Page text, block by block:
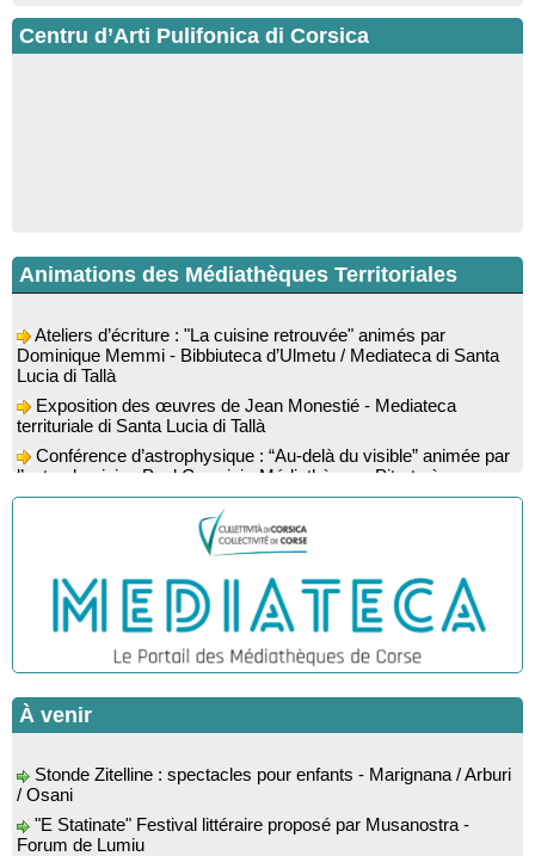
Centru d’Arti Pulifonica di Corsica
Animations des Médiathèques Territoriales
Dominique Memmi - Bibbiuteca d’Ulmetu / Mediateca di Santa
Lucia di Tallà
territuriale di Santa Lucia di Tallà
l’astrophysicien Paul Guerrini - Médiathèque - Pitretu è
Exposition des œuvres de Dominique Malberti Morin :
"Racines, peintures acryliques et aquarelles" - Mediateca
territuriale di Santa Lucia di Tallà
Animation : "Petits lecteurs" - Médiathèque - Pitretu è
Bicchisgià
Veillée de contes à la forêt enchantée "U Mondu ditu
mignuleddu" par la Caravane de Conteurs - Currà
patrimoine religieux, roman, thermal et littéraire - Spaziu Jean-
Marc Fiamma - A Sarra di Farru
hommage au duo mythique de la chanson corse interprété par
Marie-Elsa Picciocchi (chant), Marc’Antò Belgodere (chant et
gutare) et Jacky Le Menn (claviers) - Salle des fêtes - Cuzzà
Lecture musicale : "Frida par les mots" proposée par la
À venir
/ Osani
Forum de Lumiu